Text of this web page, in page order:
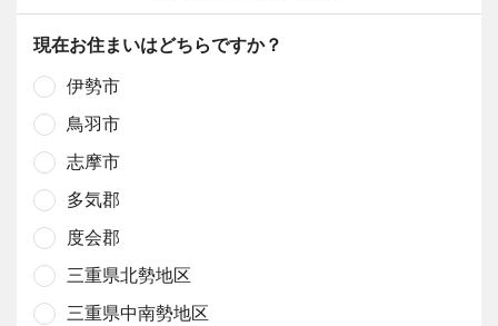
現在お住まいはどちらですか？
伊勢市
鳥羽市
志摩市
多気郡
度会郡
三重県北勢地区
三重県中南勢地区